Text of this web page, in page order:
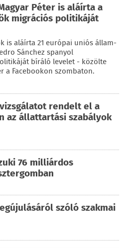
Péter is aláírta a
migrációs politikáját
is aláírta 21 európai uniós állam-
Sánchez spanyol
bíráló levelet - közölte
a Facebookon szombaton.
rendelt el a
az állattartási szabályok
76 milliárdos
szóló szakmai